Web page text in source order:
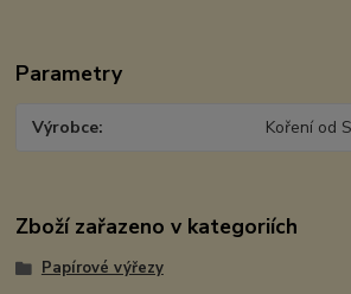
Parametry
Výrobce Koření od
Zboží zařazeno v kategoriích
Papírové výřezy